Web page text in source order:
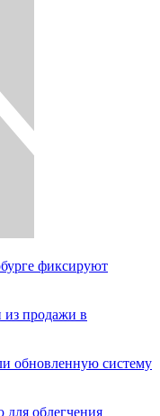
фиксируют
из продажи в
обновленную систему
для облегчения